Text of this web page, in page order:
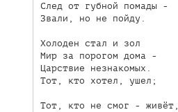
След от губной помады -
Звали, но не пойду.
Холоден стал и зол
Мир за порогом дома -
Царствие незнакомых.
Тот, кто хотел, ушел;
Тот, кто не смог - живёт,